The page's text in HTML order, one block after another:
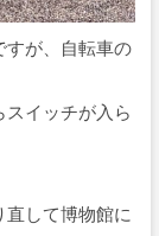
すが、自転車の
イッチが入ら
して博物館に